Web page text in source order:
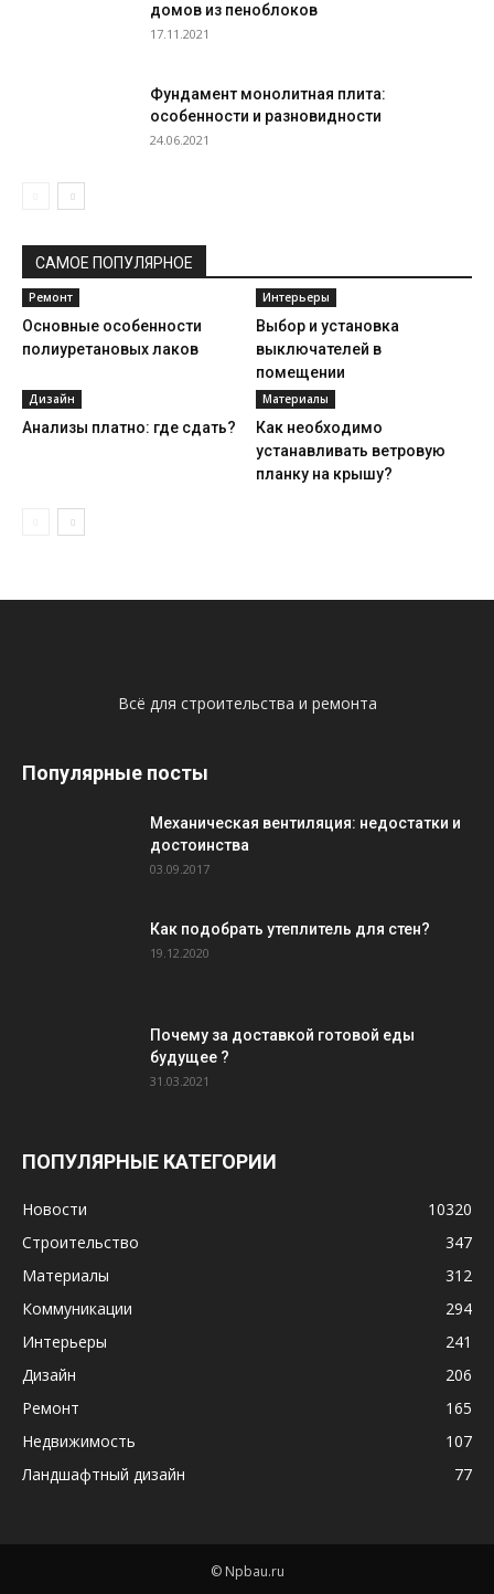
домов из пеноблоков
17.11.2021
Фундамент монолитная плита:
особенности и разновидности
24.06.2021
САМОЕ ПОПУЛЯРНОЕ
Ремонт
Основные особенности
полиуретановых лаков
Интерьеры
Выбор и установка
выключателей в
помещении
Дизайн
Анализы платно: где сдать?
Материалы
Как необходимо
устанавливать ветровую
планку на крышу?
Всё для строительства и ремонта
Популярные посты
Механическая вентиляция: недостатки и
достоинства
03.09.2017
Как подобрать утеплитель для стен?
19.12.2020
Почему за доставкой готовой еды
будущее ?
31.03.2021
ПОПУЛЯРНЫЕ КАТЕГОРИИ
Новости
10320
Строительство
347
Материалы
312
Коммуникации
294
Интерьеры
241
Дизайн
206
Ремонт
165
Недвижимость
107
Ландшафтный дизайн
77
© Npbau.ru